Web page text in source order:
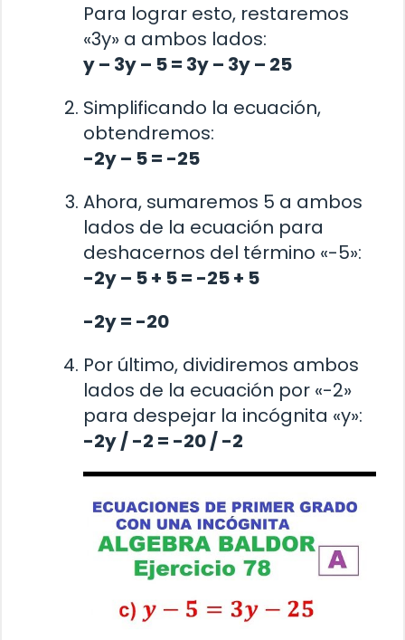
Para lograr esto, restaremos
«3y» a ambos lados:
y – 3y – 5 = 3y – 3y – 25
Simplificando la ecuación,
obtendremos:
-2y – 5 = -25
Ahora, sumaremos 5 a ambos
lados de la ecuación para
deshacernos del término «-5»:
-2y – 5 + 5 = -25 + 5
-2y = -20
Por último, dividiremos ambos
lados de la ecuación por «-2»
para despejar la incógnita «y»:
-2y / -2 = -20 / -2